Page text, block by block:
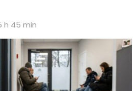
h 45 min